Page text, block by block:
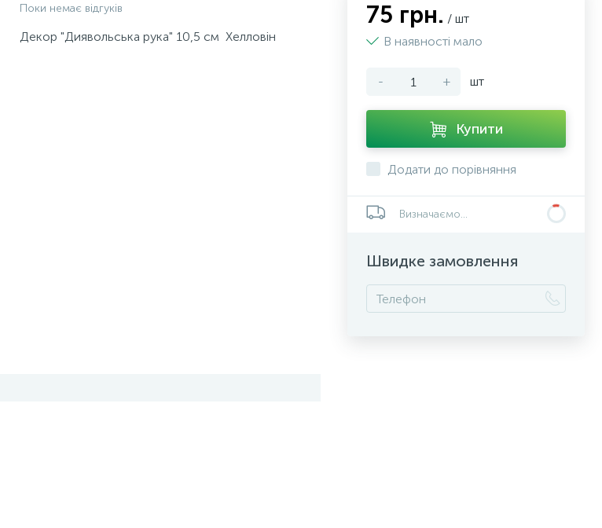
Поки немає відгуків
Декор "Диявольська рука" 10,5 см Хелловін
75 грн. / шт
В наявності мало
- + шт
Купити
Додати до порівняння
Визначаємо...
Швидке замовлення